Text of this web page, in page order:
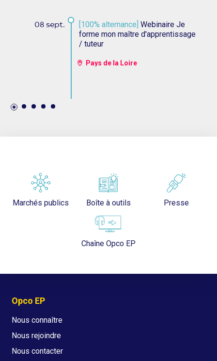
08 sept. [100% alternance] Webinaire Je
forme mon maître d'apprentissage
/ tuteur
Pays de la Loire
Marchés publics Boîte à outils Presse
Chaîne Opco EP
Opco EP
Nous connaître
Nous rejoindre
Nous contacter